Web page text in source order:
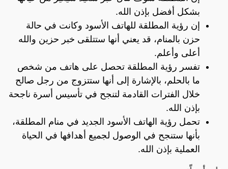
بشكل أفضل بإذن الله.
إن رؤية المطلقة للهاتف الأسود وكانت في حالة
حزن بالمنام، قد يعني أنها ستتلقى خبر حزين والله
أعلى وأعلم.
تفسر رؤية المطلقة تحصل على هاتف من شخص
ما بالحلم، بالإشارة إلى أنها ستتزوج من رجل صالح
خلال الفترات القادمة لتنجح في تأسيس أسرة ناجحة
بإذن الله.
تحمل رؤية الهاتف الأسود الجديد في منام المطلقة،
بأنها ستنجح في الوصول لجميع أهدافها في الحياة
العملية بإذن الله.